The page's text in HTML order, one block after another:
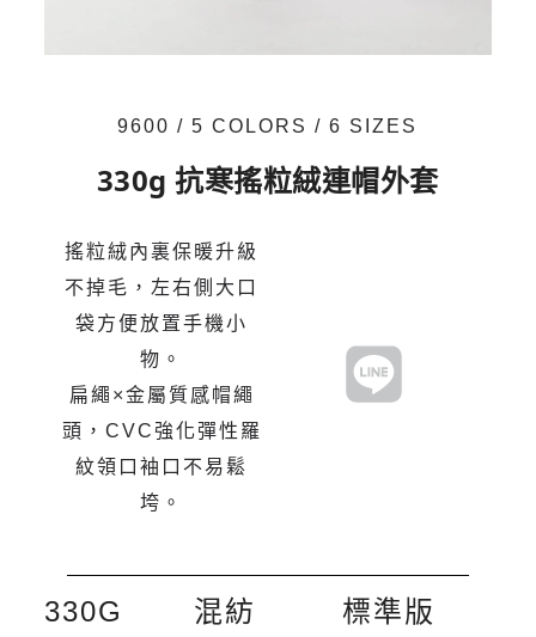
9600 / 5 COLORS / 6 SIZES
330g 抗寒搖粒絨連帽外套
搖粒絨內裏保暖升級
不掉毛，左右側大口
袋方便放置手機小
物。
扁繩×金屬質感帽繩
頭，CVC強化彈性羅
紋領口袖口不易鬆
垮。
330G 混紡 標準版